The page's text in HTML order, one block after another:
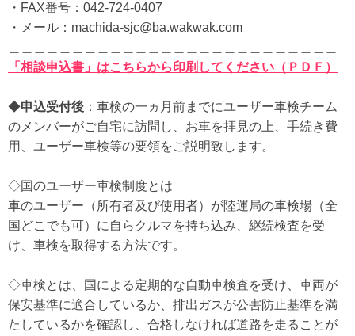
・FAX番号：042-724-0407
・メール：machida-sjc@ba.wakwak.com
「相談申込書」はこちらから印刷してください（ＰＤＦ）
◆申込受付後 ：車検の一ヵ月前までにユーザー車検チーム
のメンバーがご自宅に訪問し、お車を拝見の上、手続き費
用、ユーザー車検等の要領をご説明致します。
◇国のユーザー車検制度とは
車のユーザー（所有者及び使用者）が陸運局の車検場（全
国どこでも可）に自らクルマを持ち込み、継続検査を受
け、車検を取得する方法です。
◇車検とは、国による定期的な自動車検査を受け、車両が
保安基準に適合しているか、排出ガスが公害防止基準を満
たしているかを確認し、合格しなければ道路を走ることが